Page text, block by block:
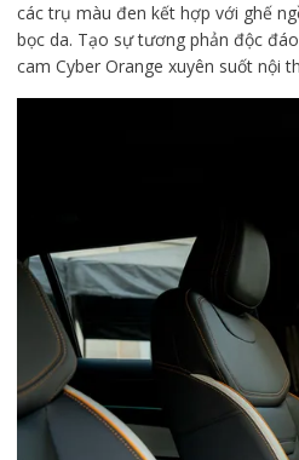
các trụ màu đen kết hợp với ghế
bọc da. Tạo sự tương phản độc
cam Cyber Orange xuyên suốt nội